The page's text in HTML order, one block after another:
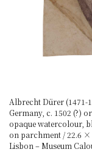
Albrecht Dürer (1471-
Germany, c. 1502 (?)
opaque watercolour,
on parchment / 22.6 ×
Lisbon – Museum